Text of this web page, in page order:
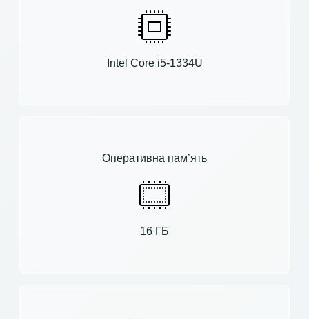
Intel Core i5-1334U
Оперативна пам’ять
16 ГБ